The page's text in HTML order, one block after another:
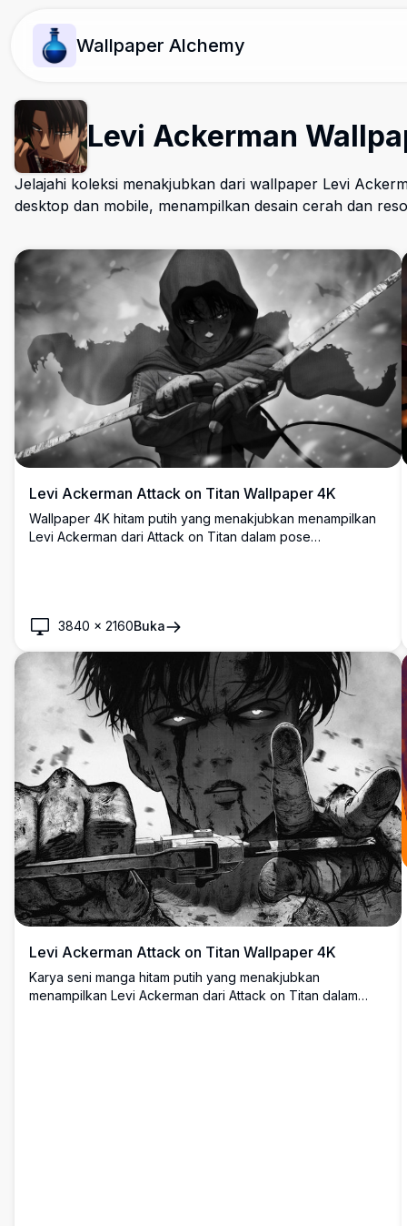
Wallpaper Alchemy
Levi Ackerman
Jelajahi koleksi menakjubkan dari wallpaper Levi
desktop dan mobile, menampilkan desain cerah dan
Levi Ackerman Attack on Titan Wallpaper 4K
Wallpaper 4K hitam putih yang menakjubkan menampilkan
Levi Ackerman dari Attack on Titan dalam pose
3840 × 2160Buka
Levi Ackerman Attack on Titan Wallpaper 4K
Karya seni manga hitam putih yang menakjubkan
menampilkan Levi Ackerman dari Attack on Titan dalam